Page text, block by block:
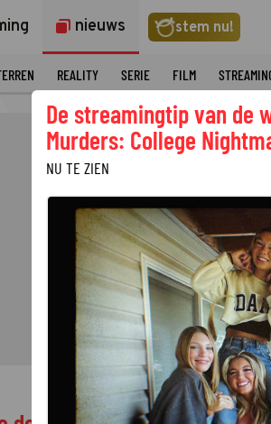
nieuws stem nu!
REALITY SERIE FILM
De streamingtip van de
Murders: College
NU TE ZIEN